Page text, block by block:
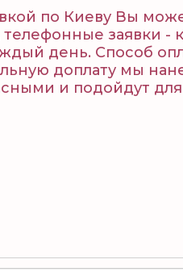
по Киеву Вы
заявки -
день. Способ
доплату мы
и подойдут